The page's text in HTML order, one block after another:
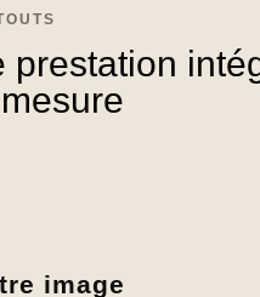
prestation
image